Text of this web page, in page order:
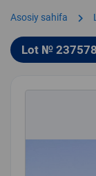
Asosiy sahifa chevron_right
Lot №